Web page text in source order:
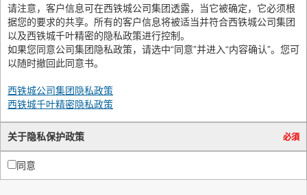
请注意，客户信息可在西铁城公司集团透露，当它被确定，它必须根
据您的要求的共享。所有的客户信息将被适当并符合西铁城公司集团
以及西铁城千叶精密的隐私政策进行控制。
如果您同意公司集团隐私政策，请选中“同意”并进入“内容确认”。您可
以随时撤回此同意书。
西铁城公司集团隐私政策
西铁城千叶精密隐私政策
关于隐私保护政策 必須
同意